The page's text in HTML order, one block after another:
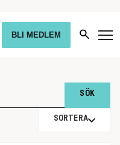
BLI MEDLEM
SORTERA